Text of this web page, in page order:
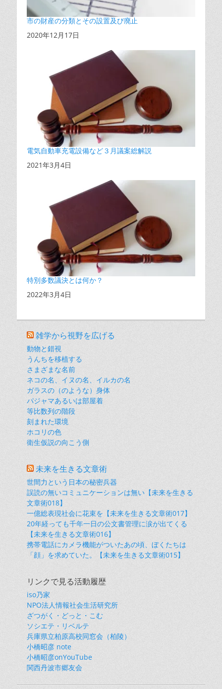
市の財産の分類とその設置及び廃止
日付
2020年12月17日
電気自動車充電設備など３月議案総解説
日付
2021年3月4日
特別多数議決とは何か？
日付
2022年3月4日
雑学から視野を広げる
動物と錯視
うんちを移植する
さまざまな名前
ネコの名、イヌの名、イルカの名
ガラスの（のような）身体
パジャマあるいは部屋着
等比数列の階段
刻まれた環境
ホコリの色
衛生仮説の向こう側
未来を生きる文章術
世間力という日本の秘密兵器
誤読の無いコミュニケーションは無い【未来を生きる
文章術018】
一億総表現社会に花束を【未来を生きる文章術017】
20年経っても千年一日の公文書管理に涙が出てくる
【未来を生きる文章術016】
携帯電話にカメラ機能がついたあの頃、ぼくたちは
「顔」を求めていた。【未来を生きる文章術015】
リンクで見る活動履歴
iso乃家
NPO法人情報社会生活研究所
ざつがく・どっと・こむ
ソシエテ・リベルテ
兵庫県立柏原高校同窓会（柏陵）
小橋昭彦 note
小橋昭彦onYouTube
関西丹波市郷友会